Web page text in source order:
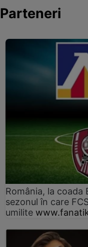
Parteneri
România, la coada
sezonul în care
umilite